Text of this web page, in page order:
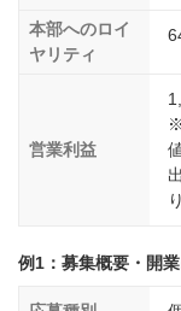
本部へのロイ
ヤリティ
営業利益
例1：募集概要・開